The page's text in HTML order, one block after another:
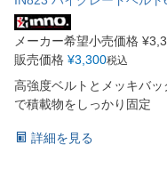
メーカー希望小売価格 ¥
販売価格 ¥3,300税込
高強度ベルトとメッキバッ
で積載物をしっかり固定
詳細を見る